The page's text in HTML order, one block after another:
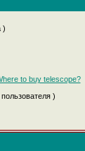
)
to buy telescope?
)